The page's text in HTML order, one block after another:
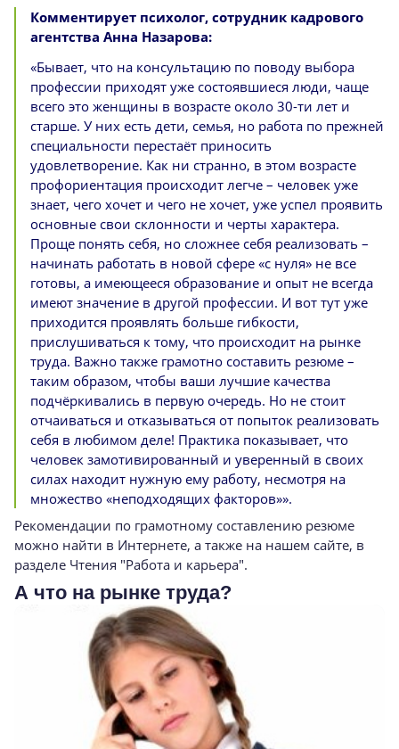
Комментирует психолог, сотрудник кадрового
агентства Анна Назарова:
«Бывает, что на консультацию по поводу выбора
профессии приходят уже состоявшиеся люди, чаще
всего это женщины в возрасте около 30-ти лет и
старше. У них есть дети, семья, но работа по прежней
специальности перестаёт приносить
удовлетворение. Как ни странно, в этом возрасте
профориентация происходит легче – человек уже
знает, чего хочет и чего не хочет, уже успел проявить
основные свои склонности и черты характера.
Проще понять себя, но сложнее себя реализовать –
начинать работать в новой сфере «с нуля» не все
готовы, а имеющееся образование и опыт не всегда
имеют значение в другой профессии. И вот тут уже
приходится проявлять больше гибкости,
прислушиваться к тому, что происходит на рынке
труда. Важно также грамотно составить резюме –
таким образом, чтобы ваши лучшие качества
подчёркивались в первую очередь. Но не стоит
отчаиваться и отказываться от попыток реализовать
себя в любимом деле! Практика показывает, что
человек замотивированный и уверенный в своих
силах находит нужную ему работу, несмотря на
множество «неподходящих факторов»».
Рекомендации по грамотному составлению резюме
можно найти в Интернете, а также на нашем сайте, в
разделе Чтения "Работа и карьера".
А что на рынке труда?